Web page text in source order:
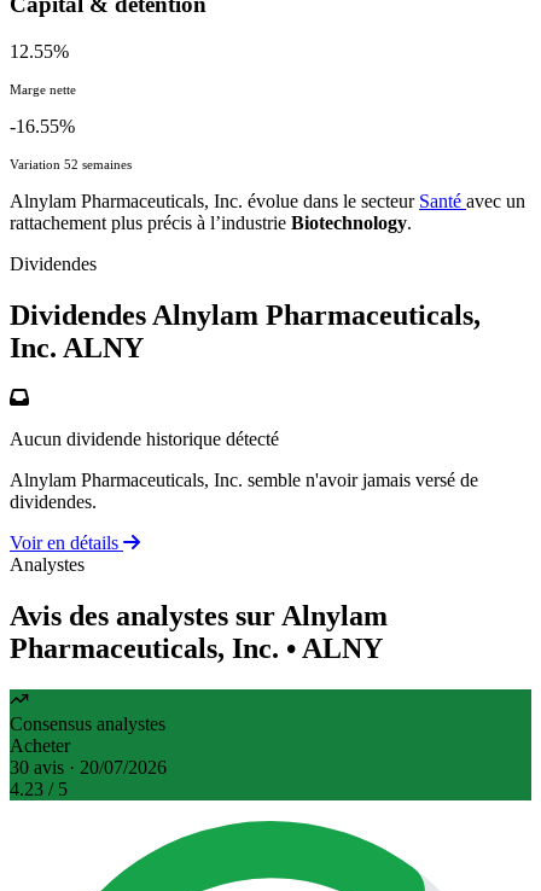
12.55%
Marge nette
-16.55%
Variation 52 semaines
Alnylam Pharmaceuticals, Inc. évolue dans le secteur Santé avec un
rattachement plus précis à l’industrie Biotechnology.
Dividendes
Dividendes Alnylam Pharmaceuticals,
Inc. ALNY
Aucun dividende historique détecté
Alnylam Pharmaceuticals, Inc. semble n'avoir jamais versé de
dividendes.
Voir en détails
Analystes
Avis des analystes sur Alnylam
Pharmaceuticals, Inc. • ALNY
Consensus analystes
Acheter
30 avis · 20/07/2026
4.23 / 5